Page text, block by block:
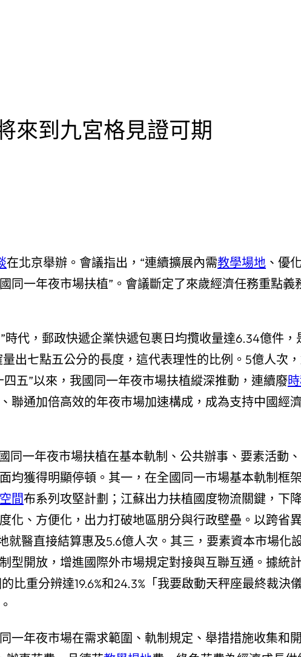
來到九宮格見證可期
在北京舉辦。會議指出，“連續擴展內需教學場地 、優
同一年夜市場扶植”。會議斷定了來歲經濟任務重點
代，郵政快遞企業快遞包裹日均攬收量達6.34億件，
出七點五公分的長度，這代表理性的比例。5億人次
五”以來，我國同一年夜市場扶植縱深推動，連續廢
聯通加倍高效的年夜市場加速構成，成為支持中國經
同一年夜市場扶植在基本軌制、公共辦事、要素活動
均獲得明顯停頓。其一，在全國同一市場基本軌制框
間布系列攻堅計劃；江蘇出力扶植國度物流關鍵，下
度化、方便化，出力打破地區朋分與行政壁壘。以跨省
就醫直接結算惠及5.6億人次。其三，要素資本市場化
型開放，增進國際外市場規定對接與互聯互通。據統
重分辨達19.6%和24.3%「我要啟動天秤座最終裁決
一年夜市場在需求範圍、軌制規定、舉措措施收集和